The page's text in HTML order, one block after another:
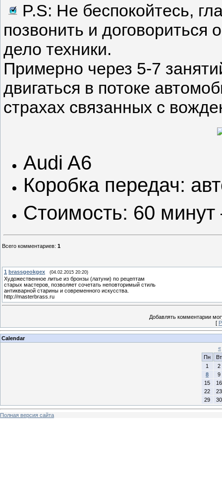
P.S: Не беспокойтесь,
позвонить и договориться
дело техники.
Примерно через 5-7
двигаться в потоке
страхах связанных с
Audi A6
Коробка передач:
Стоимость: 60
Всего комментариев: 1
1 brassgeokgex (04.02.2015 20:20)
Художественное литье из бронзы (латуни) по рецептам
старых мастеров, позволяет сочетать неповторимый стиль
антикварной старины и современного искусства.
http://masterbrass.ru
Добавлять комментарии
[
Calendar
«
Пн
Вт
1
2
8
9
15
16
22
23
29
30
Полная версия сайта